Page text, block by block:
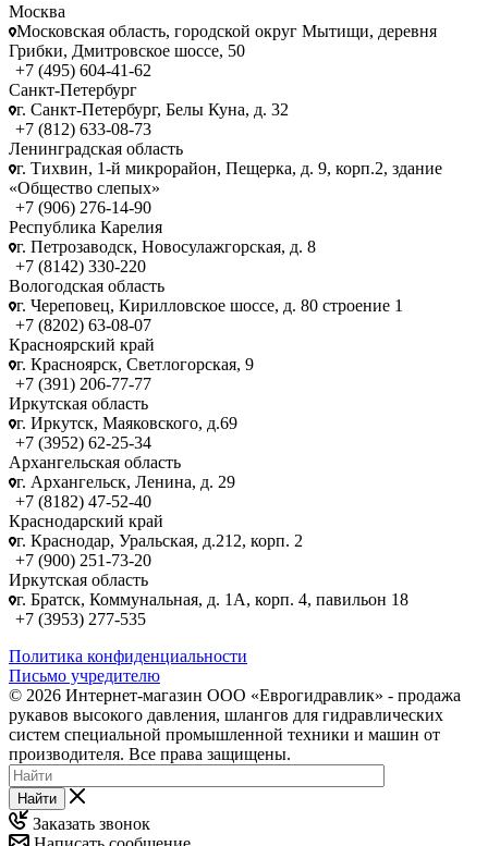
Москва
Московская область, городской округ Мытищи, деревня
Грибки, Дмитровское шоссе, 50
+7 (495) 604-41-62
Санкт-Петербург
г. Санкт-Петербург, Белы Куна, д. 32
+7 (812) 633-08-73
Ленинградская область
г. Тихвин, 1-й микрорайон, Пещерка, д. 9, корп.2, здание
«Общество слепых»
+7 (906) 276-14-90
Республика Карелия
г. Петрозаводск, Новосулажгорская, д. 8
+7 (8142) 330-220
Вологодская область
г. Череповец, Кирилловское шоссе, д. 80 строение 1
+7 (8202) 63-08-07
Красноярский край
г. Красноярск, Светлогорская, 9
+7 (391) 206-77-77
Иркутская область
г. Иркутск, Маяковского, д.69
+7 (3952) 62-25-34
Архангельская область
г. Архангельск, Ленина, д. 29
+7 (8182) 47-52-40
Краснодарский край
г. Краснодар, Уральская, д.212, корп. 2
+7 (900) 251-73-20
Иркутская область
г. Братск, Коммунальная, д. 1А, корп. 4, павильон 18
+7 (3953) 277-535
Политика конфиденциальности
Письмо учредителю
© 2026 Интернет-магазин ООО «Еврогидравлик» - продажа
рукавов высокого давления, шлангов для гидравлических
систем специальной промышленной техники и машин от
производителя. Все права защищены.
Найти
Заказать звонок